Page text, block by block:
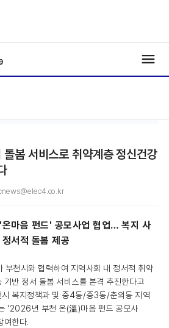
봄 서비스로 취약계층 정신건강
마음 펀드' 공모사업 협업… 복지 사
서적 돌봄 제공
부천시와 협력하여 지역사회 내 정서적 취약
기반 정서 돌봄 서비스를 본격 추진한다고
시 복지정책과 및 중4동/중3동/춘의동 지역
'2026년 부천 온(溫)마음 펀드 공모사
여한다.